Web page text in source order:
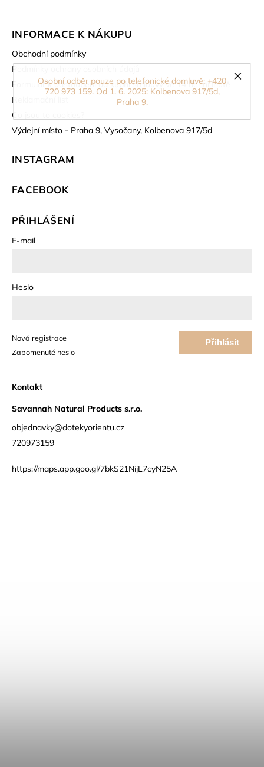
Osobní odběr pouze po telefonické domluvě: +420
720 973 159. Od 1. 6. 2025: Kolbenova 917/5d,
Praha 9.
INFORMACE K NÁKUPU
Obchodní podmínky
Podmínky ochrany osobních údajů
Formulář k odstoupení od kupní smlouvy ve 14 denní lhůtě
Reklamační list
Co jsou to cookies?
Výdejní místo - Praha 9, Vysočany, Kolbenova 917/5d
INSTAGRAM
FACEBOOK
PŘIHLÁŠENÍ
E-mail
Heslo
Přihlásit
Nová registrace
Zapomenuté heslo
Kontakt
Savannah Natural Products s.r.o.
objednavky@dotekyorientu.cz
720973159
https://maps.app.goo.gl/7bkS21NijL7cyN25A